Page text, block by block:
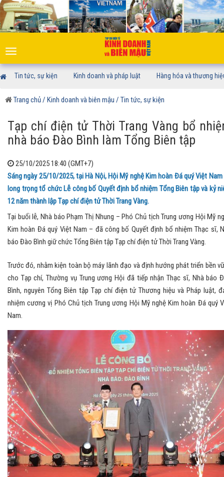
Toggle
navigation
Tin tức, sự kiện Kinh doanh và pháp luật Hàng hóa và thương
Trang chủ/ Kinh doanh và biên mậu / Tin tức, sự kiện
Tạp chí điện tử Thời Trang Vàng bổ
nhà báo Đào Bình làm Tổng Biên tập
25/10/2025 18:40 (GMT+7)
Sáng ngày 25/10/2025, tại Hà Nội, Hội Mỹ nghệ Kim hoàn Đá quý Việt
long trọng tổ chức Lễ công bố Quyết định bổ nhiệm Tổng Biên tập và kỷ
12 năm thành lập Tạp chí điện tử Thời Trang Vàng.
Tại buổi lễ, Nhà báo Phạm Thị Nhung – Phó Chủ tịch Trung ương Hội Mỹ
Kim hoàn Đá quý Việt Nam – đã công bố Quyết định bổ nhiệm Thạc sĩ,
báo Đào Bình giữ chức Tổng Biên tập Tạp chí điện tử Thời Trang Vàng.
Trước đó, nhằm kiện toàn bộ máy lãnh đạo và định hướng phát triển bền
cho Tạp chí, Thường vụ Trung ương Hội đã tiếp nhận Thạc sĩ, Nhà báo
Bình, nguyên Tổng Biên tập Tạp chí điện tử Thương hiệu và Pháp luật,
nhiệm cương vị Phó Chủ tịch Trung ương Hội Mỹ nghệ Kim hoàn Đá quý
Nam.